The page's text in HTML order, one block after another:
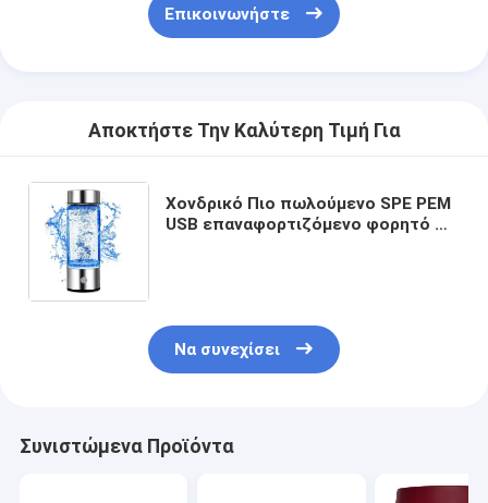
Επικοινωνήστε
Αποκτήστε Την Καλύτερη Τιμή Για
Χονδρικό Πιο πωλούμενο SPE PEM
USB επαναφορτιζόμενο φορητό H2
Να συνεχίσει
Συνιστώμενα Προϊόντα